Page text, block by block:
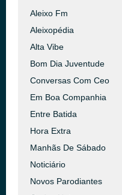
Aleixo Fm
Aleixopédia
Alta Vibe
Bom Dia Juventude
Conversas Com Ceo
Em Boa Companhia
Entre Batida
Hora Extra
Manhãs De Sábado
Noticiário
Novos Parodiantes